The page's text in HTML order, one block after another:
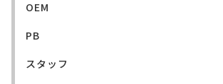
OEM
PB
スタッフ